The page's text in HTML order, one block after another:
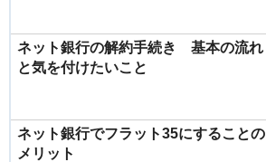
ネット銀行の解約手続き 基本の流れ
と気を付けたいこと
ネット銀行でフラット35にすることの
メリット